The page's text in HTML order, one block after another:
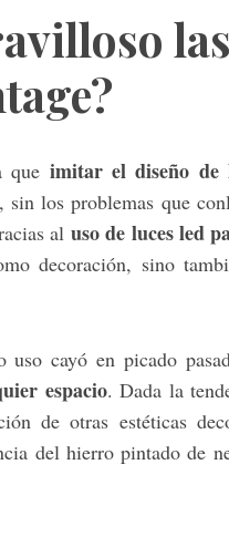
queimitar el diseño de
sin los problemas que
aluso de luces led
decoración, sino
cayó en picado
espacio. Dada la
de otras estéticas
del hierro pintado de